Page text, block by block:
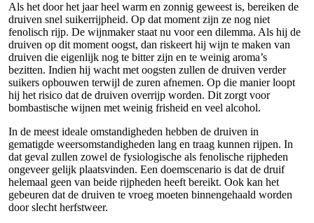
Als het door het jaar heel warm en zonnig geweest is, bereiken de
druiven snel suikerrijpheid. Op dat moment zijn ze nog niet
fenolisch rijp. De wijnmaker staat nu voor een dilemma. Als hij de
druiven op dit moment oogst, dan riskeert hij wijn te maken van
druiven die eigenlijk nog te bitter zijn en te weinig aroma’s
bezitten. Indien hij wacht met oogsten zullen de druiven verder
suikers opbouwen terwijl de zuren afnemen. Op die manier loopt
hij het risico dat de druiven overrijp worden. Dit zorgt voor
bombastische wijnen met weinig frisheid en veel alcohol.
In de meest ideale omstandigheden hebben de druiven in
gematigde weersomstandigheden lang en traag kunnen rijpen. In
dat geval zullen zowel de fysiologische als fenolische rijpheden
ongeveer gelijk plaatsvinden. Een doemscenario is dat de druif
helemaal geen van beide rijpheden heeft bereikt. Ook kan het
gebeuren dat de druiven te vroeg moeten binnengehaald worden
door slecht herfstweer.